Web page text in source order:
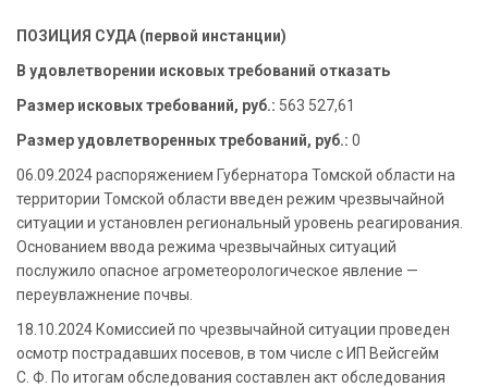
ПОЗИЦИЯ СУДА (первой инстанции)
В удовлетворении исковых требований отказать
Размер исковых требований, руб.: 563 527,61
Размер удовлетворенных требований, руб.: 0
06.09.2024 распоряжением Губернатора Томской области на
территории Томской области введен режим чрезвычайной
ситуации и установлен региональный уровень реагирования.
Основанием ввода режима чрезвычайных ситуаций
послужило опасное агрометеорологическое явление —
переувлажнение почвы.
18.10.2024 Комиссией по чрезвычайной ситуации проведен
осмотр пострадавших посевов, в том числе с ИП Вейсгейм
С. Ф. По итогам обследования составлен акт обследования